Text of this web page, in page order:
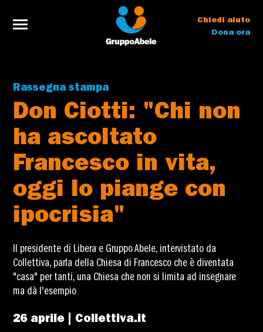
Chiedi aiuto
Dona ora
Rassegna stampa
Don Ciotti: "Chi non
ha ascoltato
Francesco in vita,
oggi lo piange con
ipocrisia"
Il presidente di Libera e Gruppo Abele, intervistato da
Collettiva, parla della Chiesa di Francesco che è diventata
"casa" per tanti, una Chiesa che non si limita ad insegnare
ma dà l'esempio
26 aprile | Collettiva.it